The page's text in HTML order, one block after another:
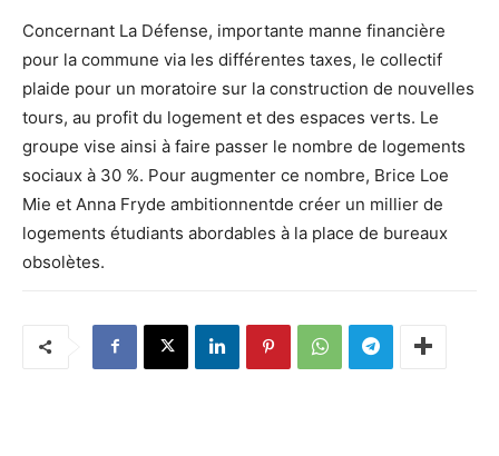
Concernant La Défense, importante manne financière
pour la commune via les différentes taxes, le collectif
plaide pour un moratoire sur la construction de nouvelles
tours, au profit du logement et des espaces verts. Le
groupe vise ainsi à faire passer le nombre de logements
sociaux à 30 %. Pour augmenter ce nombre, Brice Loe
Mie et Anna Fryde ambitionnentde créer un millier de
logements étudiants abordables à la place de bureaux
obsolètes.